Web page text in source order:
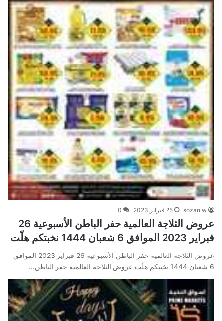
sozan w 25 فبراير,2023 0
عروض الثلاجة العالمية حفر الباطن الأسبوعية 26
فبراير 2023 الموافق 6 شعبان 1444 نخبتكم هلّت
عروض الثلاجة العالمية حفر الباطن الأسبوعية 26 فبراير 2023 الموافق
6 شعبان 1444 نخبتكم هلّت عروض الثلاجة العالمية حفر الباطن…